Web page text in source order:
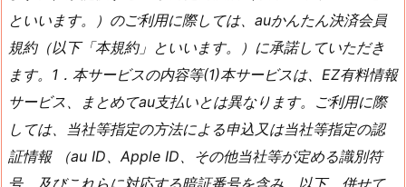
といいます。）のご利用に際しては、auかんたん決済会員
規約（以下「本規約」といいます。）に承諾していただき
ます。1．本サービスの内容等(1)本サービスは、EZ有料情報
サービス、まとめてau支払いとは異なります。ご利用に際
しては、当社等指定の方法による申込又は当社等指定の認
証情報 （au ID、Apple ID、その他当社等が定める識別符